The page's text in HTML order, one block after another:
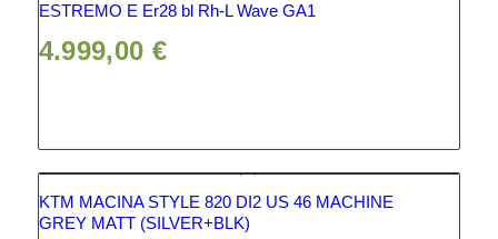
ESTREMO E Er28 bl Rh-L Wave GA1
4.999,00 €
KTM MACINA STYLE 820 DI2 US 46 MACHINE
GREY MATT (SILVER+BLK)